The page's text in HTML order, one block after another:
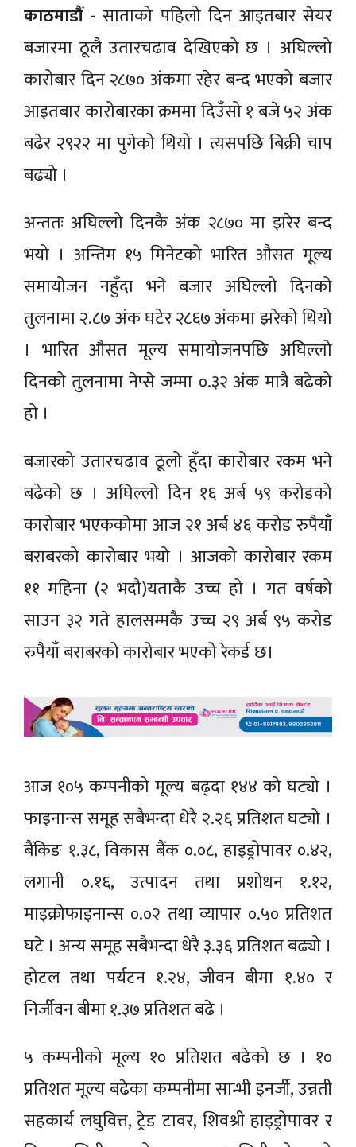
काठमाडौं -साताको पहिलो दिन आइतबार सेयर
बजारमा ठूलै उतारचढाव देखिएको छ । अघिल्लो
कारोबार दिन २८७० अंकमा रहेर बन्द भएको बजार
आइतबार कारोबारका क्रममा दिउँसो १ बजे ५२ अंक
बढेर २९२२ मा पुगेको थियो । त्यसपछि बिक्री चाप
बढ्यो ।
अन्ततः अघिल्लो दिनकै अंक २८७० मा झरेर बन्द
भयो । अन्तिम १५ मिनेटको भारित औसत मूल्य
समायोजन नहुँदा भने बजार अघिल्लो दिनको
तुलनामा २.८७ अंक घटेर २८६७ अंकमा झरेको थियो
। भारित औसत मूल्य समायोजनपछि अघिल्लो
दिनको तुलनामा नेप्से जम्मा ०.३२ अंक मात्रै बढेको
हो ।
बजारको उतारचढाव ठूलो हुँदा कारोबार रकम भने
बढेको छ । अघिल्लो दिन १६ अर्ब ५९ करोडको
कारोबार भएककोमा आज २१ अर्ब ४६ करोड रुपैयाँ
बराबरको कारोबार भयो । आजको कारोबार रकम
११ महिना (२ भदौ)यताकै उच्च हो । गत वर्षको
साउन ३२ गते हालसम्मकै उच्च २९ अर्ब ९५ करोड
रुपैयाँ बराबरको कारोबार भएको रेकर्ड छ।
आज १०५ कम्पनीको मूल्य बढ्दा १४४ को घट्यो ।
फाइनान्स समूह सबैभन्दा धेरै २.२६ प्रतिशत घट्यो ।
बैंकिङ १.३८, विकास बैंक ०.०८, हाइड्रोपावर ०.४२,
लगानी ०.१६, उत्पादन तथा प्रशोधन १.१२,
माइक्रोफाइनान्स ०.०२ तथा व्यापार ०.५० प्रतिशत
घटे । अन्य समूह सबैभन्दा धेरै ३.३६ प्रतिशत बढ्यो ।
होटल तथा पर्यटन १.२४, जीवन बीमा १.४० र
निर्जीवन बीमा १.३७ प्रतिशत बढे ।
५ कम्पनीको मूल्य १० प्रतिशत बढेको छ । १०
प्रतिशत मूल्य बढेका कम्पनीमा सान्भी इनर्जी, उन्नती
सहकार्य लघुवित्त, ट्रेड टावर, शिवश्री हाइड्रोपावर र